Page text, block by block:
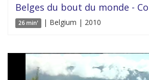
Belges du bout du monde -
26 min' | Belgium | 2010